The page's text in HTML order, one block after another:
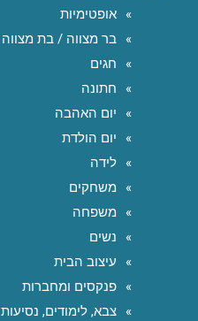
אופטימיות
בר מצווה / בת מצווה
חגים
חתונה
יום האהבה
יום הולדת
לידה
משחקים
משפחה
נשים
עיצוב הבית
פנקסים ומחברות
צבא, לימודים, נסיעות